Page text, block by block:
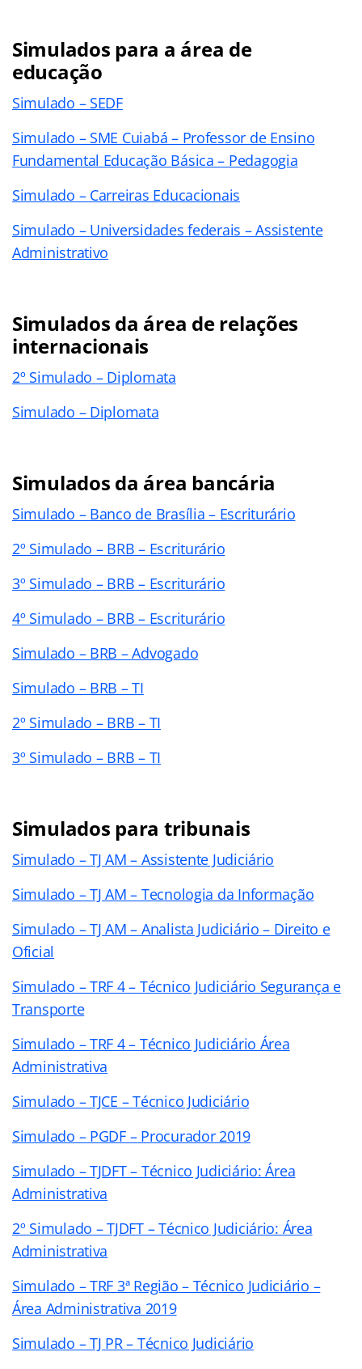
Simulados para a área de
educação
Simulado – SEDF
Simulado – SME Cuiabá – Professor de Ensino
Fundamental Educação Básica – Pedagogia
Simulado – Carreiras Educacionais
Simulado – Universidades federais – Assistente
Administrativo
Simulados da área de relações
internacionais
2º Simulado – Diplomata
Simulado – Diplomata
Simulados da área bancária
Simulado – Banco de Brasília – Escriturário
2º Simulado – BRB – Escriturário
3º Simulado – BRB – Escriturário
4º Simulado – BRB – Escriturário
Simulado – BRB – Advogado
Simulado – BRB – TI
2º Simulado – BRB – TI
3º Simulado – BRB – TI
Simulados para tribunais
Simulado – TJ AM – Assistente Judiciário
Simulado – TJ AM – Tecnologia da Informação
Simulado – TJ AM – Analista Judiciário – Direito e
Oficial
Simulado – TRF 4 – Técnico Judiciário Segurança e
Transporte
Simulado – TRF 4 – Técnico Judiciário Área
Administrativa
Simulado – TJCE – Técnico Judiciário
Simulado – PGDF – Procurador 2019
Simulado – TJDFT – Técnico Judiciário: Área
Administrativa
2º Simulado – TJDFT – Técnico Judiciário: Área
Administrativa
Simulado – TRF 3ª Região – Técnico Judiciário –
Área Administrativa 2019
Simulado – TJ PR – Técnico Judiciário